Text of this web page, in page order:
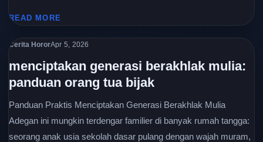
READ MORE
Cerita HororApr 5, 2026
menciptakan generasi berakhlak mulia:
panduan orang tua bijak
Panduan Praktis Menciptakan Generasi Berakhlak Mulia
Adegan ini mungkin terdengar familier di banyak rumah tangga:
seorang anak usia sekolah dasar pulang dengan wajah muram,